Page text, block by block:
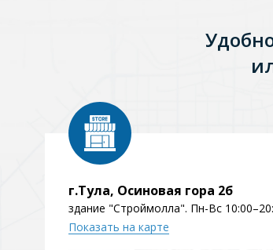
г.Тула, Осиновая гора 2б
здание "Строймолла". Пн-Вс
Показать на карте